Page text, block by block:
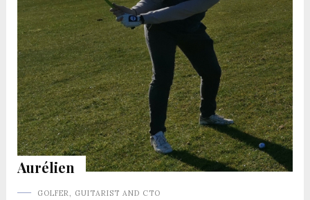
Aurélien
GOLFER, GUITARIST AND CTO